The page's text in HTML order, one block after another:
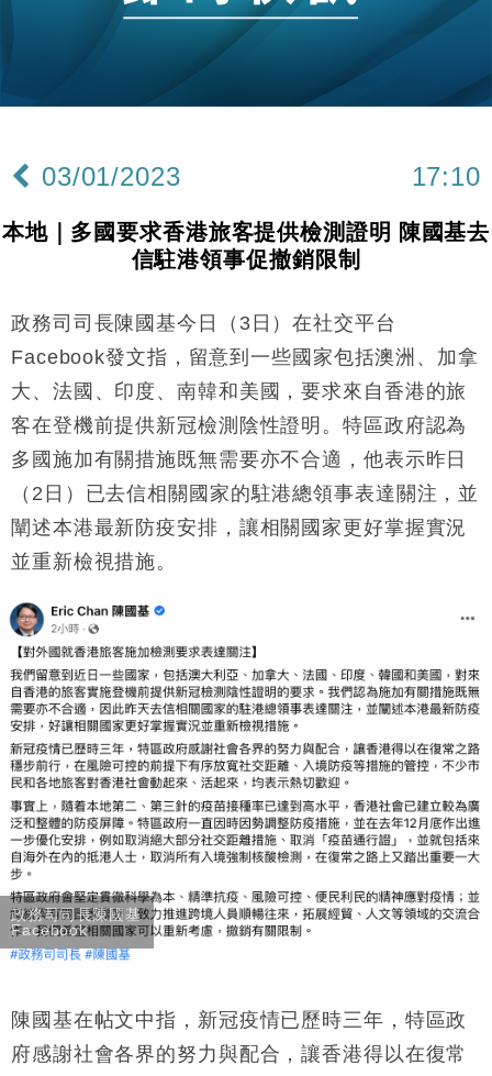
11:12
國際｜特朗普料美伊戰事快結束 承認部分彈藥庫存緊
財經｜SA售股自救後再出手 斥4億美元押注未上市公
14:50
地產｜大酒店中期轉賺2300萬元 斥21億翻新香港及
13:12
國際｜特朗普赴洛杉磯高球場活動前 男子攜槍彈被捕
15:47
財經｜恒隆10月換帥 玩具「反」斗城亞洲CEO蔡德
13:44
財經｜內地7月美元計價出口增近24%勝預期 貿易順
差達1125億美元
12:44
財經｜日本春季三度入市撐日圓 4月單日斥6.28萬億
日圓干預創新高
11:12
國際｜特朗普料美伊戰事快結束 承認部分彈藥庫存緊
15:59
財經｜SA售股自救後再出手 斥4億美元押注未上市公
司
11:30
財經｜精星香港夥菜鳥拓全球智慧倉儲市場 加快海外
市場落地
14:50
地產｜大酒店中期轉賺2300萬元 斥21億翻新香港及
東京半島
13:12
國際｜特朗普赴洛杉磯高球場活動前 男子攜槍彈被捕
03/01/2023 17:10
本地｜多國要求香港旅客提供檢測證明 陳國基去
信駐港領事促撤銷限制
政務司司長陳國基今日（3日）在社交平台
Facebook發文指，留意到一些國家包括澳洲、加拿
大、法國、印度、南韓和美國，要求來自香港的旅
客在登機前提供新冠檢測陰性證明。特區政府認為
多國施加有關措施既無需要亦不合適，他表示昨日
（2日）已去信相關國家的駐港總領事表達關注，並
闡述本港最新防疫安排，讓相關國家更好掌握實況
並重新檢視措施。
政務司司長陳國基
Facebook
陳國基在帖文中指，新冠疫情已歷時三年，特區政
府感謝社會各界的努力與配合，讓香港得以在復常